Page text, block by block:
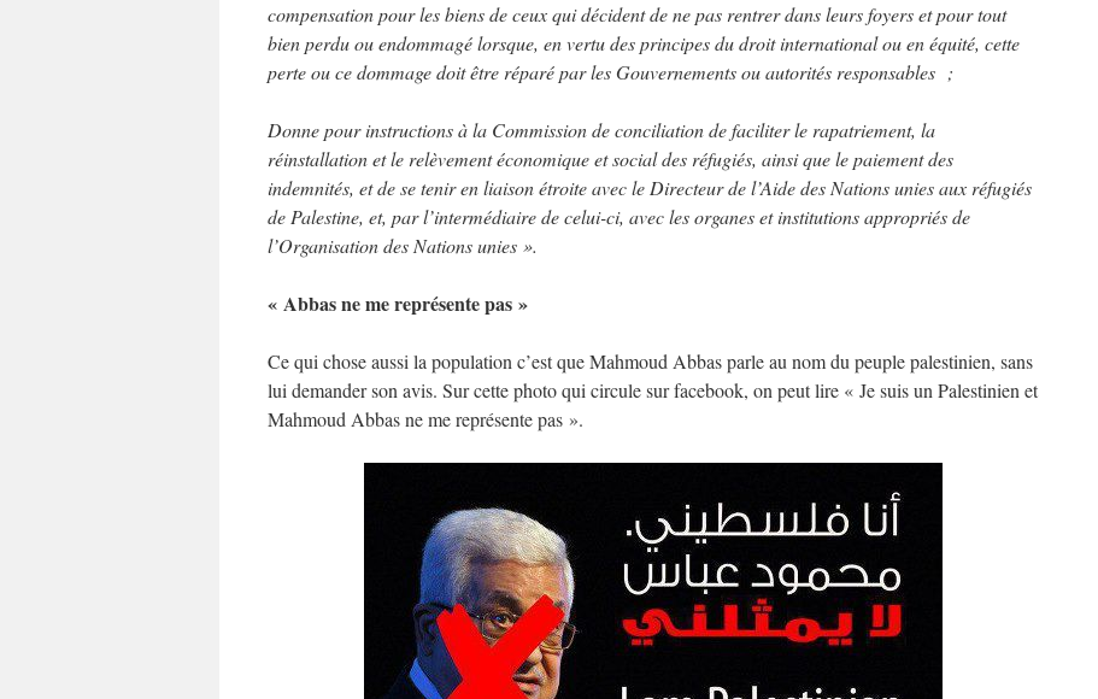
compensation pour les biens de ceux qui décident de ne pas rentrer dans leurs foyers et pour tout
bien perdu ou endommagé lorsque, en vertu des principes du droit international ou en équité, cette
perte ou ce dommage doit être réparé par les Gouvernements ou autorités responsables ;
Donne pour instructions à la Commission de conciliation de faciliter le rapatriement, la
réinstallation et le relèvement économique et social des réfugiés, ainsi que le paiement des
indemnités, et de se tenir en liaison étroite avec le Directeur de l’Aide des Nations unies aux réfugiés
de Palestine, et, par l’intermédiaire de celui-ci, avec les organes et institutions appropriés de
l’Organisation des Nations unies ».
« Abbas ne me représente pas »
Ce qui chose aussi la population c’est que Mahmoud Abbas parle au nom du peuple palestinien, sans
lui demander son avis. Sur cette photo qui circule sur facebook, on peut lire « Je suis un Palestinien et
Mahmoud Abbas ne me représente pas ».